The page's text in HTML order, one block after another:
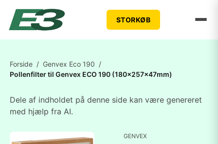
STORKØB
Forside / Genvex Eco 190 /
Pollenfilter til Genvex ECO 190 (180x257x47mm)
Dele af indholdet på denne side kan være genereret
med hjælp fra AI.
GENVEX